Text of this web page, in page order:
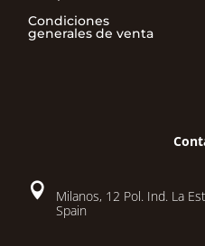
Condiciones
generales de venta

Milanos, 12 Pol. Ind. La
Spain